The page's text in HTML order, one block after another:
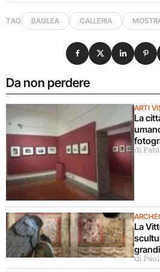
TAG BASILEA GALLERIA
Da non perdere
ARTI
La
di
La
di
Condividi su
Condividi su X
Condividi